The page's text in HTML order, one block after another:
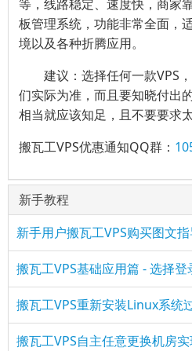
等，线路稳定、速度快，商家
板管理系统，功能非常全面，
境以及各种折腾应用。
建议：选择任何一款VPS，
们实际为准，而且要知晓付出
相当就应该知足，且不要要求太
搬瓦工VPS优惠通知QQ群：
新手教程
新手用户搬瓦工VPS购买图文
搬瓦工VPS基础应用篇 - 选择登
搬瓦工VPS重新安装Linux系统
搬瓦工VPS自主任意更换机房